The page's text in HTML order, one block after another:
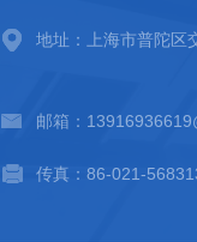
地址：上海市普陀区
邮箱：
传真：86-021-